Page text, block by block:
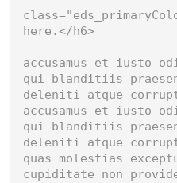
here.</h6>
accusamus et iusto
qui blanditiis
deleniti atque
accusamus et iusto
qui blanditiis
deleniti atque
quas molestias
cupiditate non